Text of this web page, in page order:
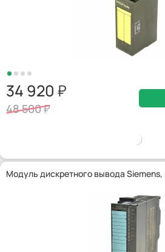
34 920
48 500
Модуль дискретного вывода